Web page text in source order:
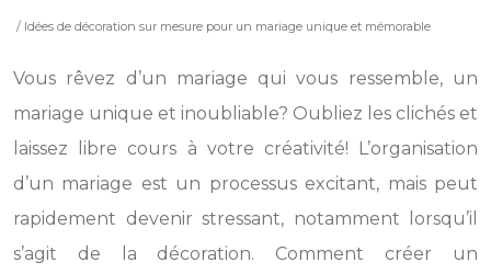
/ Idées de décoration sur mesure pour un mariage unique et mémorable
Vous rêvez d’un mariage qui vous ressemble, un
mariage unique et inoubliable? Oubliez les clichés et
laissez libre cours à votre créativité! L’organisation
d’un mariage est un processus excitant, mais peut
rapidement devenir stressant, notamment lorsqu’il
s’agit de la décoration. Comment créer un